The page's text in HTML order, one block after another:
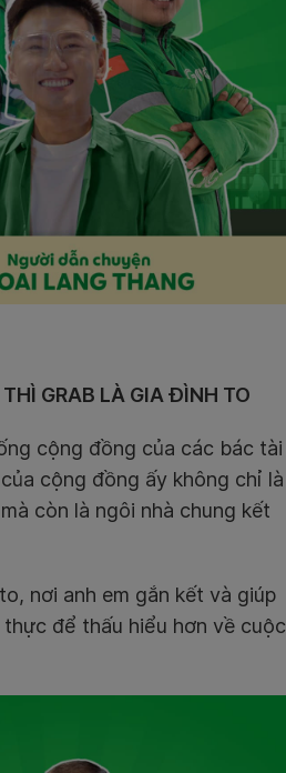
GRAB LÀ GIA ĐÌNH TO
cộng đồng của các bác tài
cộng đồng ấy không chỉ là
còn là ngôi nhà chung kết
nơi anh em gắn kết và giúp
để thấu hiểu hơn về cuộc